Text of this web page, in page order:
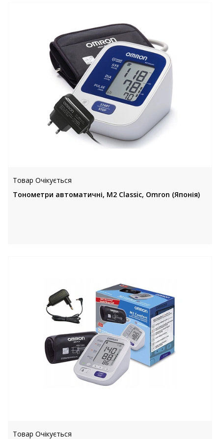
Товар Очікується
Тонометри автоматичні, M2 Classic, Omron (Японія)
Товар Очікується